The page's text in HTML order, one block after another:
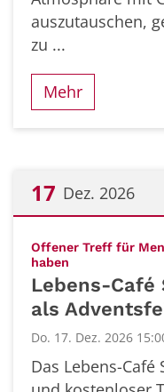
auszutauschen,
zu ...
Mehr
17 Dez. 2026
Offener Treff für
haben
Lebens-
als
Do. 17. Dez. 2026
Das Lebens-